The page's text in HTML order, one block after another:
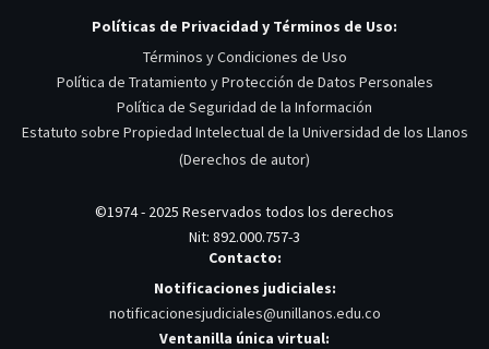
Políticas de Privacidad y Términos de Uso:
Términos y Condiciones de Uso
Política de Tratamiento y Protección de Datos Personales
Política de Seguridad de la Información
Estatuto sobre Propiedad Intelectual de la Universidad de los Llanos
(Derechos de autor)
©1974 - 2025 Reservados todos los derechos
Nit: 892.000.757-3
Contacto:
Notificaciones judiciales:
notificacionesjudiciales@unillanos.edu.co
Ventanilla única virtual: